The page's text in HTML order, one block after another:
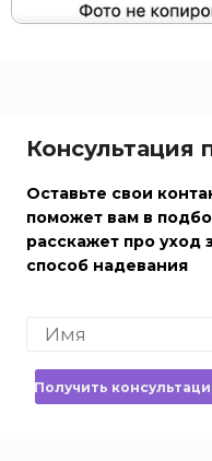
Консультация
Оставьте свои
поможет вам в
расскажет про уход
способ надевания
Получить